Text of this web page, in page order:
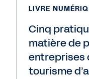
LIVRE
Cinq
matière de
entreprises
tourisme